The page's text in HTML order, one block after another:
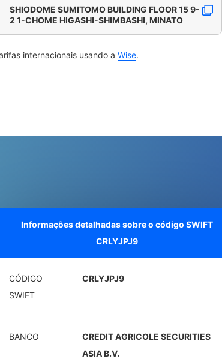
SHIODOME SUMITOMO BUILDING FLOOR 15 9-
2 1-CHOME HIGASHI-SHIMBASHI, MINATO
internacionais usando a Wise.
Informações detalhadas sobre o código SWIFT
CRLYJPJ9
CÓDIGO
SWIFT
CRLYJPJ9
BANCO
CREDIT AGRICOLE SECURITIES
ASIA B.V.